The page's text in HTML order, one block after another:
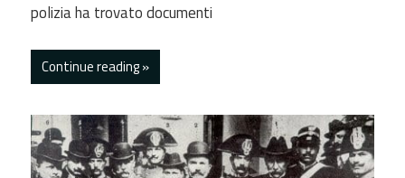
polizia ha trovato documenti
Continue reading